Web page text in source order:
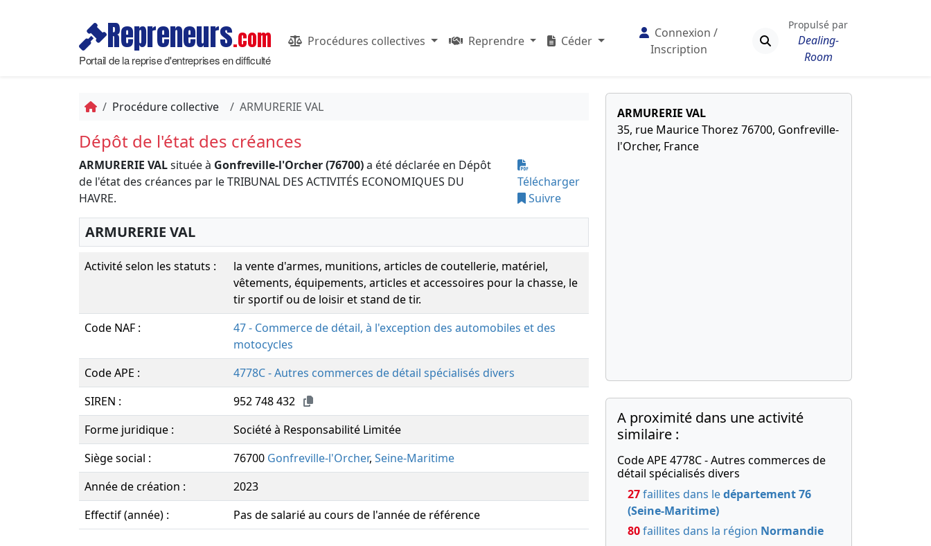
Repreneurs.com
Portail de la reprise d'entreprises en difficulté
Procédures collectives Reprendre Céder
Connexion /
Inscription
Propulsé par
Dealing-
Room
Procédure collective ARMURERIE VAL
Dépôt de l'état des créances
ARMURERIE VALsituée à Gonfreville-l'Orcher (76700)a été déclarée en Dépôt
de l'état des créances par le TRIBUNAL DES ACTIVITÉS ECONOMIQUES DU
HAVRE.
Télécharger
Suivre
ARMURERIE VAL
Activité selon les statuts :
la vente d'armes, munitions, articles de coutellerie, matériel,
vêtements, équipements, articles et accessoires pour la chasse, le
tir sportif ou de loisir et stand de tir.
Code NAF :
47 - Commerce de détail, à l'exception des automobiles et des
motocycles
Code APE :
4778C - Autres commerces de détail spécialisés divers
SIREN :
952 748 432
Forme juridique :
Société à Responsabilité Limitée
Siège social :
76700 Gonfreville-l'Orcher, Seine-Maritime
Année de création :
2023
Effectif (année) :
Pas de salarié au cours de l'année de référence
ARMURERIE VAL
35, rue Maurice Thorez 76700, Gonfreville-
l'Orcher, France
A proximité dans une activité
similaire :
Code APE 4778C - Autres commerces de
détail spécialisés divers
27faillites dans ledépartement 76
(Seine-Maritime)
80faillites dans la région Normandie